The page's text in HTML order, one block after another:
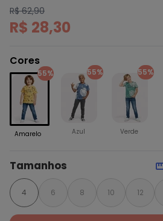
R$ 62,90
R$ 28,30
Cores
55%
Amarelo
55%
Azul
55%
Verde
Tamanhos
4 6 8 10 12